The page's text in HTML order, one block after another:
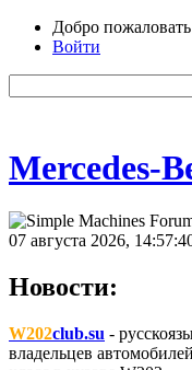
Добро
Войти
Mercedes-
07 августа 2026,
Новости:
W202club.su -
владельцев